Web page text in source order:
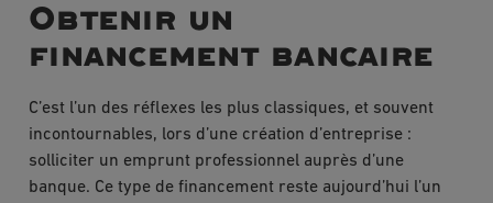
Obtenir un
financement bancaire
C’est l’un des réflexes les plus classiques, et souvent
incontournables, lors d’une création d’entreprise :
solliciter un emprunt professionnel auprès d’une
banque. Ce type de financement reste aujourd’hui l’un